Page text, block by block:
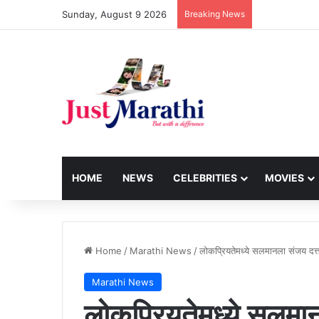
Sunday, August 9 2026 Breaking News
HOME NEWS CELEBRITIES MOVIES
Home / Marathi News /लोकप्रियतेमध्ये सलमानला संजय
Marathi News